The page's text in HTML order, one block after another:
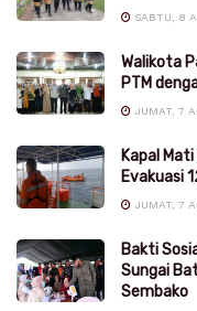
SABTU, 8
Walikota
PTM
JUMAT, 7
Kapal
Evakuasi
JUMAT, 7
Bakti
Sungai
Sembako